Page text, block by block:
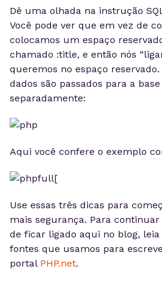
Dê uma olhada na instrução
Você pode ver que em vez de
colocamos um espaço
chamado :title, e então nós
queremos no espaço reservado.
dados são passados para a
separadamente:
Aqui você confere o exemplo
[
Use essas três dicas para
mais segurança. Para
de ficar ligado aqui no blog,
fontes que usamos para
portal PHP.net.